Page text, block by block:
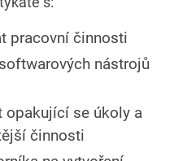
pracovní činnosti
nástrojů
opakující se úkoly a
činnosti